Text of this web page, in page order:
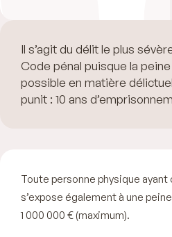
Il s’agit du délit le plus
Code pénal puisque la
possible en matière
punit : 10 ans
Toute personne physique
s’expose également à une
1 000 000 € (maximum).